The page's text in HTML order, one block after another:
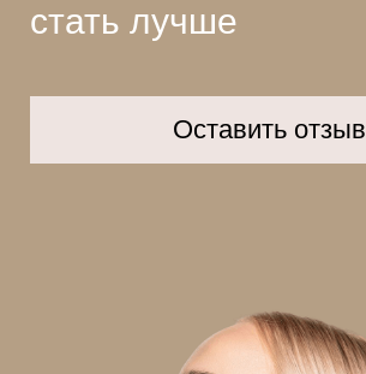
стать лучше
Оставить отзыв